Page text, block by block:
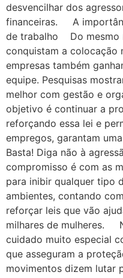
desvencilhar dos
financeiras. A
de trabalho Do mesmo
conquistam a colocação
empresas também
equipe. Pesquisas
melhor com gestão e
objetivo é continuar a
reforçando essa lei e
empregos, garantam
Basta! Diga não à
compromisso é com as
para inibir qualquer tipo
ambientes, contando
reforçar leis que vão
milhares de mulheres.
cuidado muito especial
que asseguram a
movimentos dizem lutar